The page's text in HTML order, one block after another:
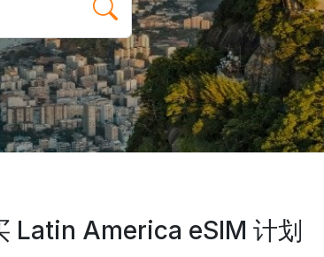
Latin America eSIM 计划